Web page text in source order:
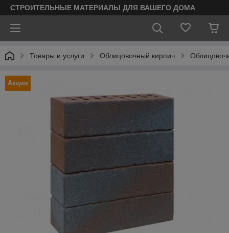
СТРОИТЕЛЬНЫЕ МАТЕРИАЛЫ ДЛЯ ВАШЕГО ДОМА
Товары и услуги Облицовочный кирпич
Акция